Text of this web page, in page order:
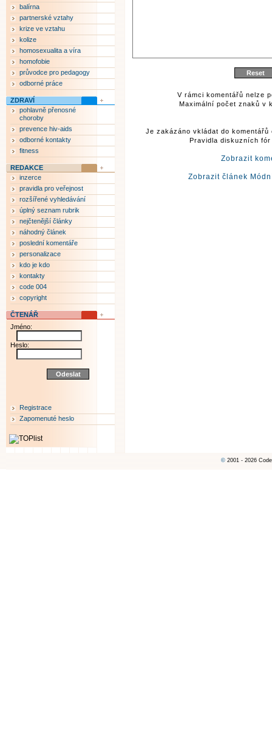
V rámci komentářů nelze
Maximální počet znaků v
Je zakázáno vkládat do
Pravidla diskuzních
Zobrazit
Zobrazit článek
balírna
partnerské vztahy
krize ve vztahu
kolize
homosexualita a víra
homofobie
průvodce pro pedagogy
odborné práce
ZDRAVÍ
pohlavně přenosné
choroby
prevence hiv-aids
odborné kontakty
fitness
REDAKCE
inzerce
pravidla pro veřejnost
rozšířené vyhledávání
úplný seznam rubrik
nejčtenější články
náhodný článek
poslední komentáře
personalizace
kdo je kdo
kontakty
code 004
copyright
ČTENÁŘ
Jméno:
Heslo:
Registrace
Zapomenuté heslo
© 2001 - 2026